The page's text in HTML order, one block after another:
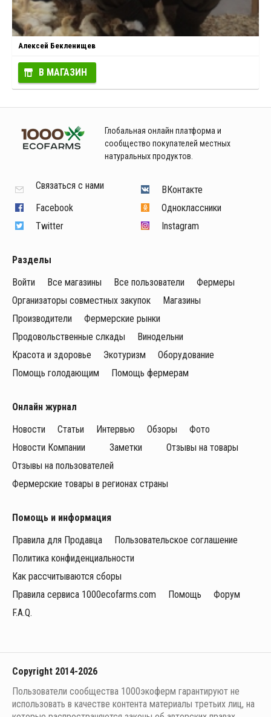
Алексей Бекленищев
В МАГАЗИН
Глобальная онлайн платформа и
сообщество покупателей местных
натуральных продуктов.
Связаться с нами
Facebook
Twitter
ВКонтакте
Одноклассники
Instagram
Разделы
Войти
Все магазины Все пользователи
Фермеры
Организаторы совместных закупок
Магазины
Производители
Фермерские рынки
Продовольственные слкады
Винодельни
Красота и здоровье
Экотуризм
Оборудование
Помощь голодающим
Помощь фермерам
Онлайн журнал
Новости
Статьи Интервью Обзоры
Фото
Новости Компании
Заметки
Отзывы на товары
Отзывы на пользователей
Фермерские товары в регионах страны
Помощь и информация
Правила для Продавца
Пользовательское соглашение
Политика конфиденциальности
Как рассчитываются сборы
Правила сервиса 1000ecofarms.com
Помощь
Форум
F.A.Q.
Copyright 2014-2026
Пользователи сообщества 1000экоферм гарантируют не
использовать в качестве контента материалы третьих лиц, на